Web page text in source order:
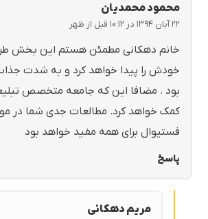
محمود محمدیان
۲۲ آبان ۱۳۹۴ در ۱۰:۱۲ قبل از ظهر
خانم دهکانی مطمئن هستم این بخش
خودش را پیدا خواهد کرد و به شدت
بود . مضافا این که جامعه متخصص
کمک خواهد کرد. مطالعات جدی شما در
فستیوال برای همه مفید خواهد بود
پاسخ
مریم دهکانی